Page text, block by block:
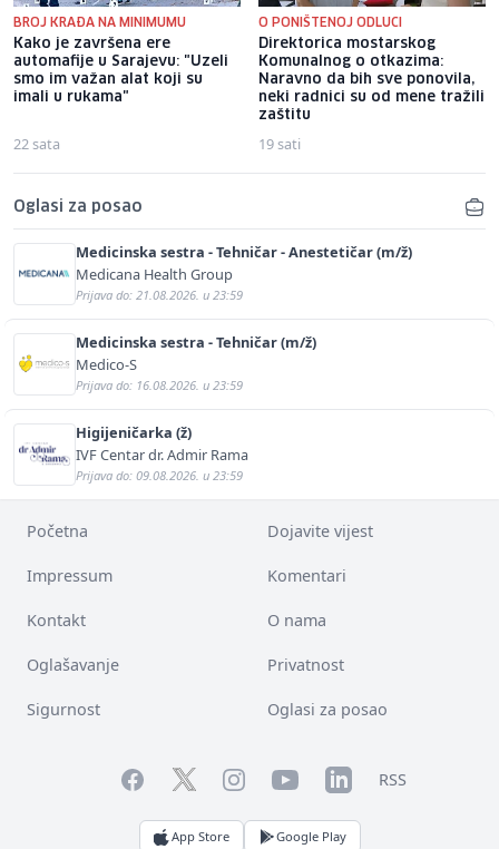
BROJ KRAĐA NA MINIMUMU
Kako je završena ere
automafije u Sarajevu: "Uzeli
smo im važan alat koji su
imali u rukama"
22 sata
O PONIŠTENOJ ODLUCI
Direktorica mostarskog
Komunalnog o otkazima:
Naravno da bih sve ponovila,
neki radnici su od mene tražili
zaštitu
19 sati
Oglasi za posao
Medicinska sestra - Tehničar - Anestetičar (m/ž)
Medicana Health Group
Prijava do: 21.08.2026. u 23:59
Medicinska sestra - Tehničar (m/ž)
Medico-S
Prijava do: 16.08.2026. u 23:59
Higijeničarka (ž)
IVF Centar dr. Admir Rama
Prijava do: 09.08.2026. u 23:59
Početna Dojavite vijest
Impressum Komentari
Kontakt O nama
Oglašavanje Privatnost
Sigurnost Oglasi za posao
FacebookTwitterInstagramYouTubeLinkedInRSS
App Store Google Play